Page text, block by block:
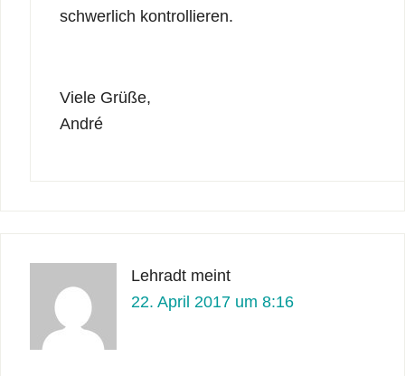
schwerlich kontrollieren.
Viele Grüße,
André
Lehradt meint
22. April 2017 um 8:16